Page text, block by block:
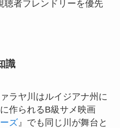
聴者フレンドリーを優先
識
ラヤ川はルイジアナ州に
作られるB級サメ映画
ズ』でも同じ川が舞台と